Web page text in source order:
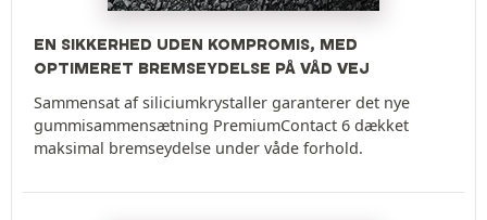
EN SIKKERHED UDEN KOMPROMIS, MED
OPTIMERET BREMSEYDELSE PÅ VÅD VEJ
Sammensat af siliciumkrystaller garanterer det nye
gummisammensætning PremiumContact 6 dækket
maksimal bremseydelse under våde forhold.